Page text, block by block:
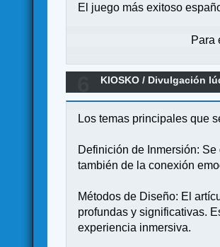
El juego más exitoso
Para
KIOSKO / Divulgación
Los temas principales que
Definición de Inmersión:
también de la conexión
Métodos de Diseño: El
profundas y significativas.
experiencia inmersiva.